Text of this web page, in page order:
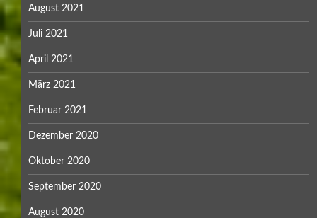
August 2021
Juli 2021
April 2021
März 2021
Februar 2021
Dezember 2020
Oktober 2020
September 2020
August 2020